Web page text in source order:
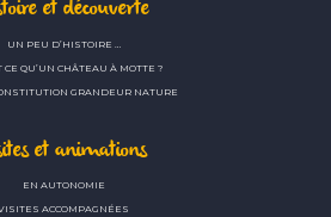
et découverte
UN PEU D’HISTOIRE …
CE QU’UN CHÂTEAU À MOTTE ?
GRANDEUR NATURE
et animations
EN AUTONOMIE
ACCOMPAGNÉES